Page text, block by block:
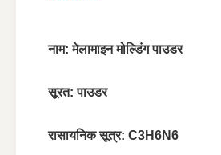
नाम: मेलामाइन मोल्डिंग पाउडर
सूरत: पाउडर
रासायनिक सूत्र: C3H6N6